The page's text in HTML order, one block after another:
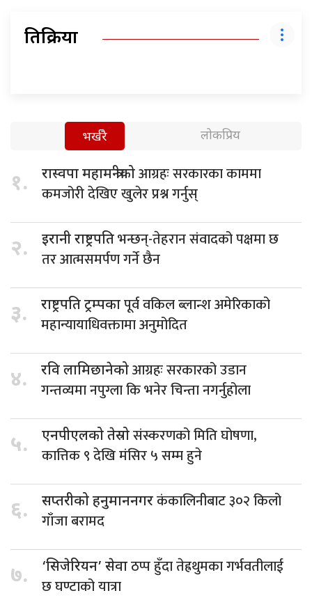
प्रतिक्रिया
भर्खरै लोकप्रिय
१. रास्वपा महामन्त्रीकोआग्रहः सरकारका काममा
कमजोरी देखिए खुलेर प्रश्न गर्नुस्
२. इरानी राष्ट्रपतिभन्छन्-तेहरान संवादको पक्षमा छ
तर आत्मसमर्पण गर्ने छैन
३. राष्ट्रपति ट्रम्पकापूर्व वकिल ब्लान्श अमेरिकाको
महान्यायाधिवक्तामा अनुमोदित
४. रवि लामिछानेकोआग्रहः सरकारको उडान
गन्तव्यमा नपुग्ला कि भनेर चिन्ता नगर्नुहोला
५. एनपीएलको तेस्रोसंस्करणको मिति घोषणा,
कात्तिक ९ देखि मंसिर ५ सम्म हुने
६. सप्तरीको हनुमाननगरकंकालिनीबाट ३०२ किलो
गाँजा बरामद
७. ‘सिजेरियन’ सेवाठप्प हुँदा तेह्रथुमका गर्भवतीलाई
छ घण्टाको यात्रा